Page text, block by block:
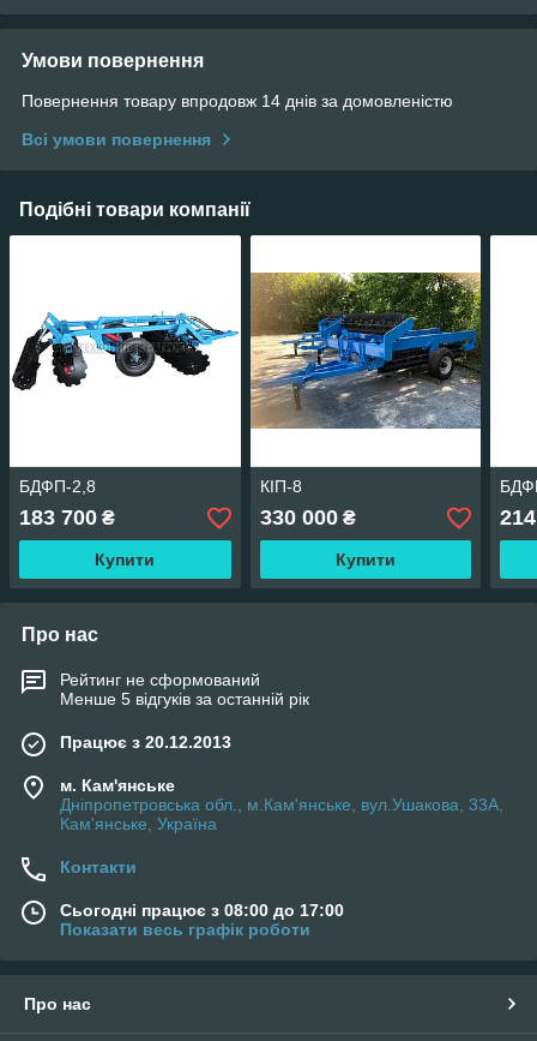
Умови повернення
Повернення товару впродовж 14 днів за домовленістю
Всі умови повернення
Подібні товари компанії
БДФП-2,8
183 700 ₴
Купити
КІП-8
330 000₴
Купити
Про нас
Рейтинг не сформований
Менше 5 відгуків за останній рік
Працює з 20.12.2013
м. Кам'янське
Дніпропетровська обл., м.Кам'янське, вул.Ушакова, 33А,
Кам'янське, Україна
Контакти
Сьогодні працює з 08:00 до 17:00
Показати весь графік роботи
Про нас